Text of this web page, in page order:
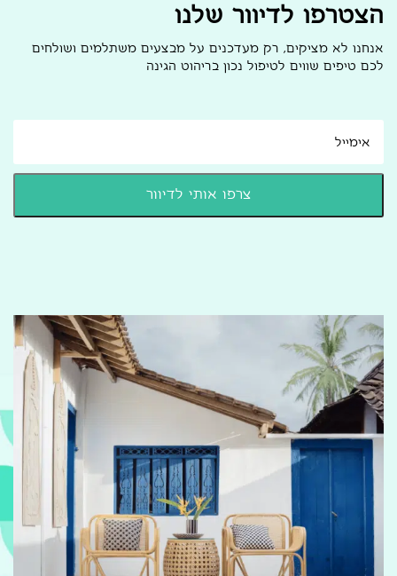
הצטרפו לדיוור שלנו
אנחנו לא מציקים, רק מעדכנים על מבצעים משתלמים ושולחים
לכם טיפים שווים לטיפול נכון בריהוט הגינה